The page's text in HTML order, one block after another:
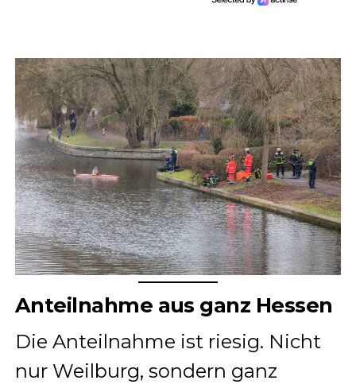
Anteilnahme aus ganz Hessen
Die Anteilnahme ist riesig. Nicht
nur Weilburg, sondern ganz